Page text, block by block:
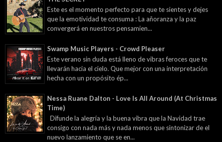
Este es el momento perfecto para que te sientes y dejes
que la emotividad te consuma : La añoranza y la paz
convergerá en nuestros pensamien...
Swamp Music Players - Crowd Pleaser
Este verano sin duda está lleno de vibras feroces que te
llevarán hacia el cielo. Que mejor con una interpretación
hecha con un propósito ép...
Nessa Ruane Dalton - Love Is All Around (At Christmas
Time)
Difunde la alegría y la buena vibra que la Navidad trae
consigo con nada más y nada menos que sintonizar de el
nuevo lanzamiento que se en...